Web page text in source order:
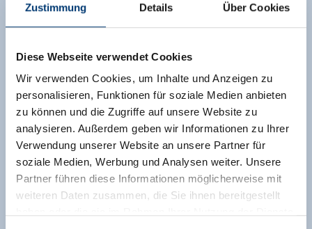
Zustimmung Details Über Cookies
Diese Webseite verwendet Cookies
Wir verwenden Cookies, um Inhalte und Anzeigen zu
personalisieren, Funktionen für soziale Medien anbieten
zu können und die Zugriffe auf unsere Website zu
analysieren. Außerdem geben wir Informationen zu Ihrer
Verwendung unserer Website an unsere Partner für
soziale Medien, Werbung und Analysen weiter. Unsere
Partner führen diese Informationen möglicherweise mit
weiteren Daten zusammen, die Sie ihnen bereitgestellt